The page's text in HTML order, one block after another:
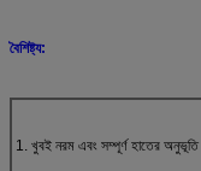
বৈশিষ্ট্য:
1. খুবই নরম এবং সম্পূর্ণ হাতের অনুভূতি